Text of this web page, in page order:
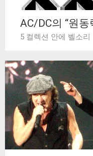
AC/DC의 “원동
5 컬렉션 안에 벨소리